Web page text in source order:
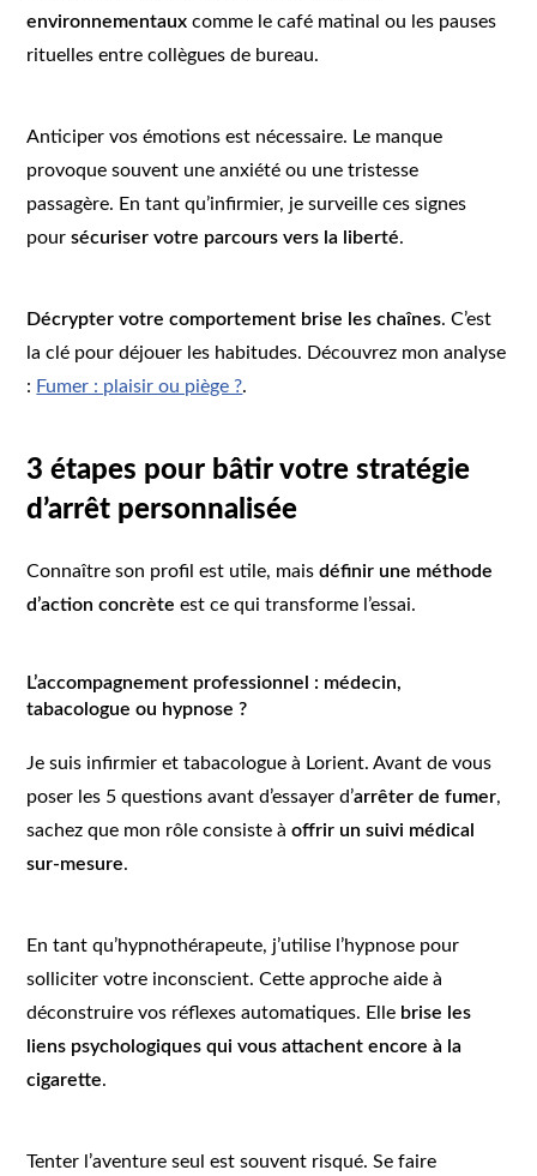
environnementaux comme le café matinal ou les pauses
rituelles entre collègues de bureau.
Anticiper vos émotions est nécessaire. Le manque
provoque souvent une anxiété ou une tristesse
passagère. En tant qu’infirmier, je surveille ces signes
poursécuriser votre parcours vers la liberté.
Décrypter votre comportement brise les chaînes. C’est
la clé pour déjouer les habitudes. Découvrez mon analyse
: Fumer : plaisir ou piège ?.
3 étapes pour bâtir votre stratégie
d’arrêt personnalisée
Connaître son profil est utile, maisdéfinir une méthode
d’action concrète est ce qui transforme l’essai.
L’accompagnement professionnel : médecin,
tabacologue ou hypnose ?
Je suis infirmier et tabacologue à Lorient. Avant de vous
poser les 5 questions avant d’essayer d’arrêter de fumer,
sachez que mon rôle consiste àoffrir un suivi médical
sur-mesure.
En tant qu’hypnothérapeute, j’utilise l’hypnose pour
solliciter votre inconscient. Cette approche aide à
déconstruire vos réflexes automatiques. Elle brise les
liens psychologiques qui vous attachent encore à la
cigarette.
Tenter l’aventure seul est souvent risqué. Se faire